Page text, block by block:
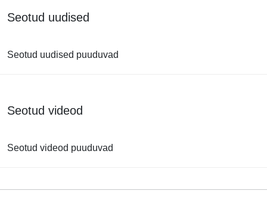
Seotud uudised
Seotud uudised puuduvad
Seotud videod
Seotud videod puuduvad